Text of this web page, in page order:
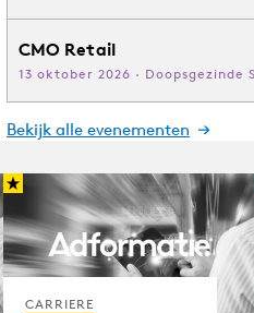
CMO Retail
13 oktober 2026 · Doopsgezinde
Bekijk alle evenementen
CARRIERE